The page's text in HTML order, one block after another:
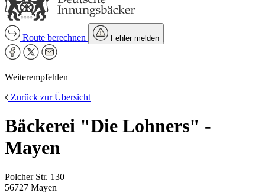
Route berechnen Fehler melden
Weiterempfehlen
Zurück zur Übersicht
Bäckerei "Die Lohners" -
Mayen
Polcher Str. 130
56727 Mayen